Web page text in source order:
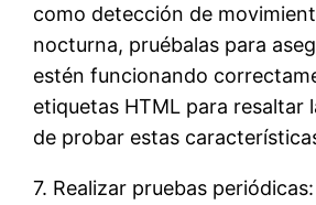
como detección de
nocturna, pruébalas para
estén funcionando
etiquetas HTML para resaltar
de probar estas
7. Realizar pruebas